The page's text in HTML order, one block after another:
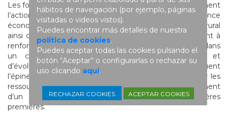
Les forêts gérées de manière durable et active soutiennent
l’action climatique européenne, la biodiversité, la croissance
économique, les moyens de subsistance en milieu rural
ainsi que le bien-être social et humain. Elles contribuent à
renforcer la compétitivité et la résilience de l’Europe dans
un contexte de changement climatique rapide et
d’évolutions géopolitiques majeures. Elles constituent
l’épine dorsale des industries européennes fondées sur les
ressources forestières, qui dépendent fondamentalement
d’un approvisionnement stable et durable en matières
premières.
hábitos de navegación (por ejemplo, páginas
visitadas o videos vistos).
Puedes encontrar más detalles de nuestra
política de cookies.
Puedes aceptar todas las cookies pulsando el
botón “Aceptar” o configurarlas o rechazar su
uso clicando aquí.
RECHAZAR COOKIES ACEPTAR COOKIES